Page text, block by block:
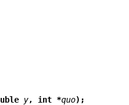
y, int *quo);